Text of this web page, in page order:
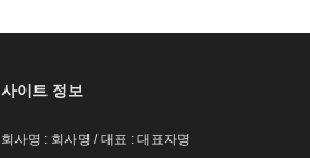
사이트 정보
회사명 : 회사명 / 대표 : 대표자명